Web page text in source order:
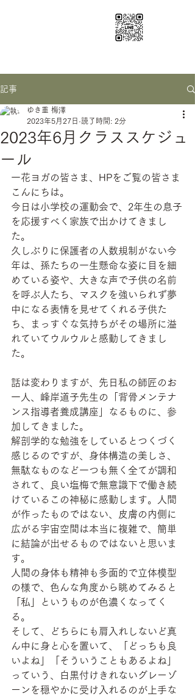
記事
2023年6月クラススケジュ
ール
ゆき重 梅澤
2023年5月27日 読了時間: 2分
一花ヨガの皆さま、HPをご覧の皆さま
こんにちは。
今日は小学校の運動会で、2年生の息子
を応援すべく家族で出かけてきまし
た。
久しぶりに保護者の人数規制がない今
年は、孫たちの一生懸命な姿に目を細
めている姿や、大きな声で子供の名前
を呼ぶ人たち、マスクを強いられず夢
中になる表情を見せてくれる子供た
ち、まっすぐな気持ちがその場所に溢
れていてウルウルと感動してきまし
た。
話は変わりますが、先日私の師匠のお
一人、峰岸道子先生の「背骨メンテナ
ンス指導者養成講座」なるものに、参
加してきました。
解剖学的な勉強をしているとつくづく
感じるのですが、身体構造の美しさ、
無駄なものなど一つも無く全てが調和
されて、良い塩梅で無意識下で働き続
けているこの神秘に感動します。人間
が作ったものではない、皮膚の内側に
広がる宇宙空間は本当に複雑で、簡単
に結論が出せるものではないと思いま
す。
人間の身体も精神も多面的で立体模型
の様で、色んな角度から眺めてみると
「私」というものが色濃くなってく
る。
そして、どちらにも肩入れしないど真
ん中に身と心を置いて、「どっちも良
いよね」「そういうこともあるよね」
っていう、白黒付けきれないグレーゾ
ーンを穏やかに受け入れるのが上手な